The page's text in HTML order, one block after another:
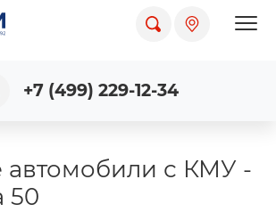
+7 (499) 229-12-34
автомобили с КМУ -
50